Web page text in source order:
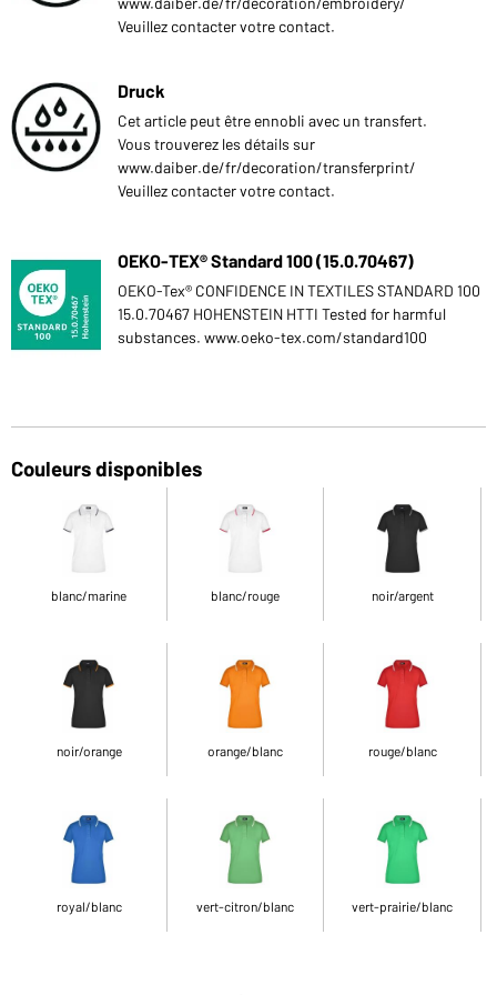
Veuillez contacter votre contact.
Druck
Cet article peut être ennobli avec un transfert.
Vous trouverez les détails sur
www.daiber.de/fr/decoration/transferprint/
Veuillez contacter votre contact.
OEKO-TEX® Standard 100 (15.0.70467)
OEKO-Tex® CONFIDENCE IN TEXTILES STANDARD 100
15.0.70467 HOHENSTEIN HTTI Tested for harmful
substances. www.oeko-tex.com/standard100
Couleurs disponibles
blanc/marine blanc/rouge noir/argent
noir/orange orange/blanc rouge/blanc
royal/blanc vert-citron/blanc vert-prairie/blanc